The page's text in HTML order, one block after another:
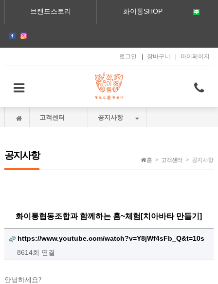
브랜드스토리
화이통SHOP
로그인 장바구니 마이페이지
고객센터 공지사항
홈 고객센터 공지사항
공지사항
화이통협동조합과 함께하는 홈~체험[치아바타 만들기]
https://www.youtube.com/watch?v=Y8jWf4sFb_Q&t=10s
8614회 연결
안녕하세요?